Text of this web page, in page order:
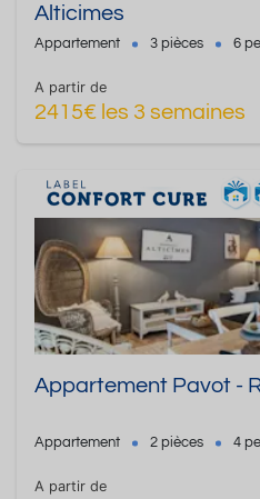
Alticimes
Appartement 3 pièces 6
A partir de
2415€ les 3 semaines
Appartement Pavot -
Appartement 2 pièces 4
A partir de